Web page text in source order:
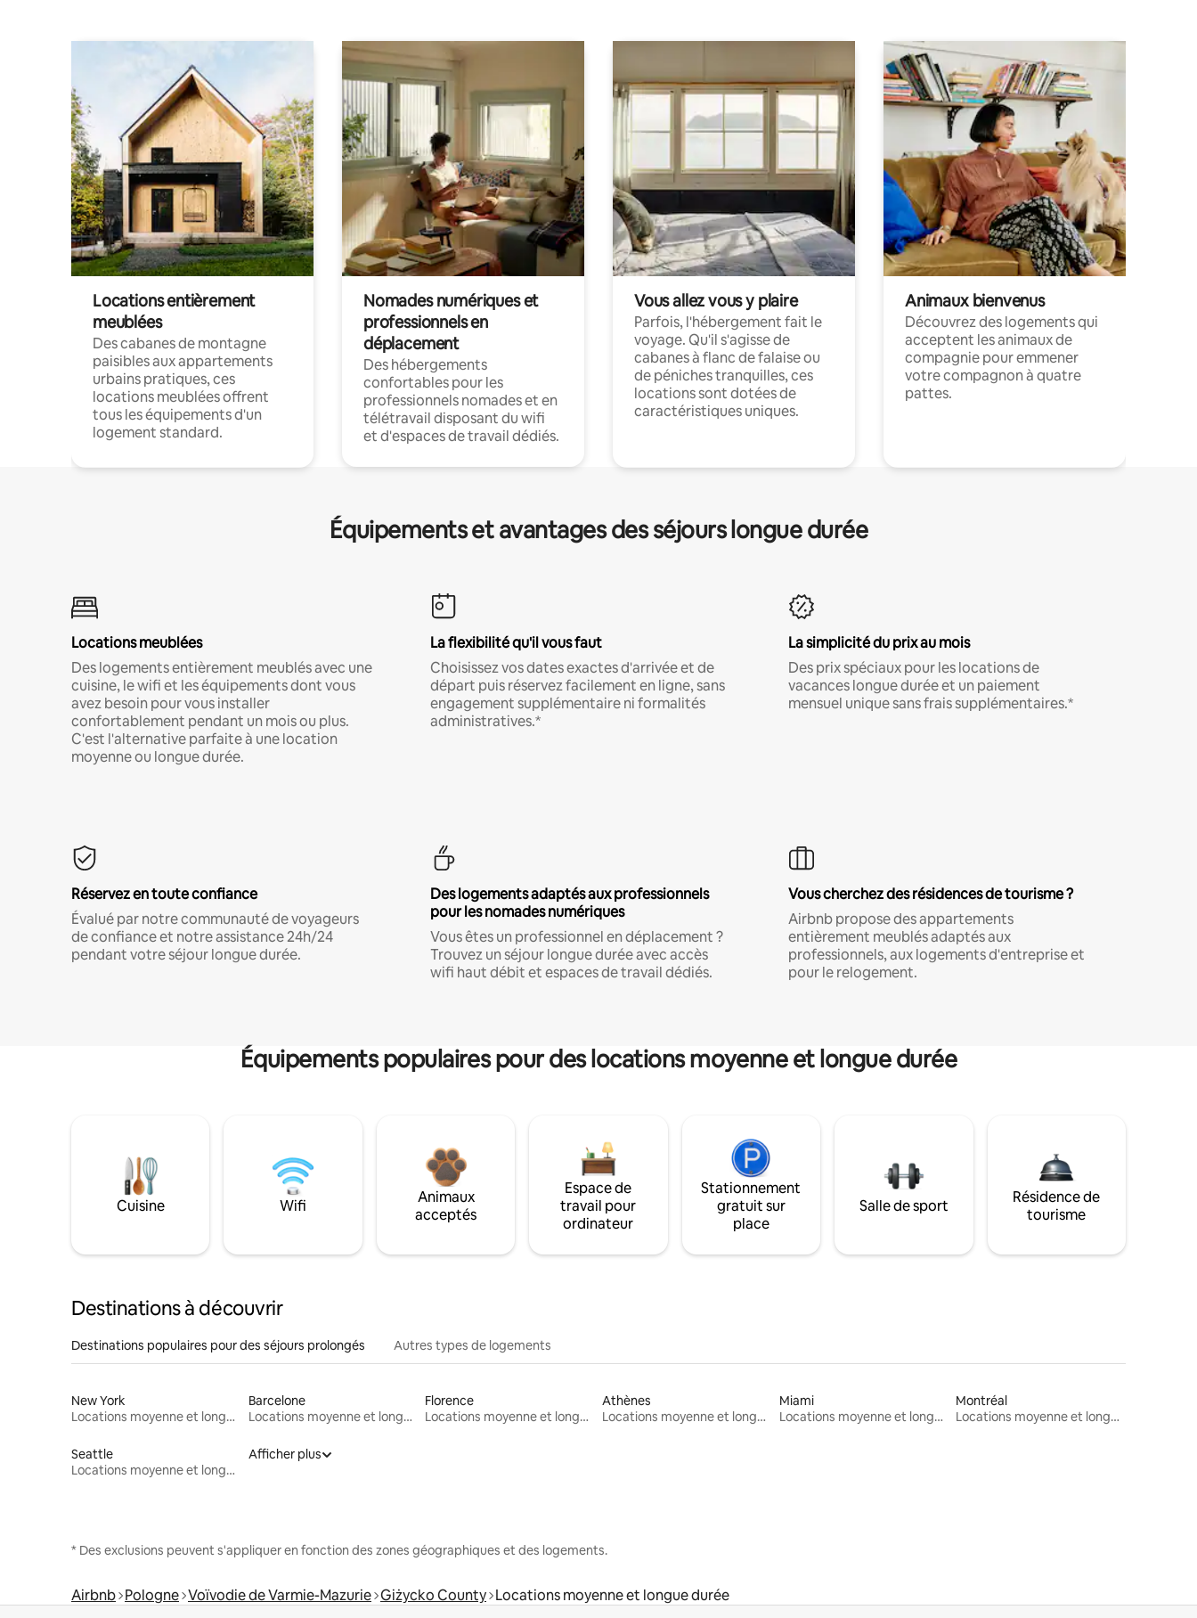
Locations entièrement
meublées
Des cabanes de montagne
paisibles aux appartements
urbains pratiques, ces
locations meublées offrent
tous les équipements d'un
logement standard.
Nomades numériques et
professionnels en
déplacement
Des hébergements
confortables pour les
professionnels nomades et en
télétravail disposant du wifi
et d'espaces de travail dédiés.
Vous allez vous y plaire
Parfois, l'hébergement fait le
voyage. Qu'il s'agisse de
cabanes à flanc de falaise ou
de péniches tranquilles, ces
locations sont dotées de
caractéristiques uniques.
Animaux bienvenus
Découvrez des logements qui
acceptent les animaux de
compagnie pour emmener
votre compagnon à quatre
pattes.
Équipements et avantages des séjours longue durée
Locations meublées
Des logements entièrement meublés avec une
cuisine, le wifi et les équipements dont vous
avez besoin pour vous installer
confortablement pendant un mois ou plus.
C'est l'alternative parfaite à une location
moyenne ou longue durée.
La flexibilité qu'il vous faut
Choisissez vos dates exactes d'arrivée et de
départ puis réservez facilement en ligne, sans
engagement supplémentaire ni formalités
administratives.*
La simplicité du prix au mois
Des prix spéciaux pour les locations de
vacances longue durée et un paiement
mensuel unique sans frais supplémentaires.*
Réservez en toute confiance
Évalué par notre communauté de voyageurs
de confiance et notre assistance 24h/24
pendant votre séjour longue durée.
Des logements adaptés aux professionnels
pour les nomades numériques
Vous êtes un professionnel en déplacement ?
Trouvez un séjour longue durée avec accès
wifi haut débit et espaces de travail dédiés.
Vous cherchez des résidences de tourisme ?
Airbnb propose des appartements
entièrement meublés adaptés aux
professionnels, aux logements d'entreprise et
pour le relogement.
Équipements populaires pour des locations moyenne et longue durée
Cuisine Wifi
Animaux
acceptés
Espace de
travail pour
ordinateur
Stationnement
gratuit sur
place
Salle de sport
Résidence de
tourisme
Destinations à découvrir
Destinations populaires pour des séjours prolongés Autres types de logements
New York
Locations moyenne et longue durée
Barcelone
Locations moyenne et longue durée
Florence
Locations moyenne et longue durée
Athènes
Locations moyenne et longue durée
Miami
Locations moyenne et longue durée
Montréal
Locations moyenne et longue durée
Seattle
Locations moyenne et longue durée
Afficher plus
* Des exclusions peuvent s'appliquer en fonction des zones géographiques et des logements.
Airbnb Pologne Voïvodie de Varmie-Mazurie Giżycko County Locations moyenne et longue durée